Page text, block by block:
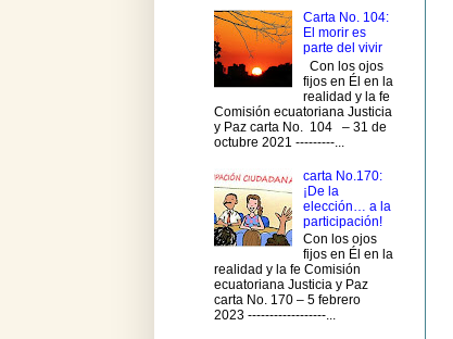
Carta No. 104:
El morir es
parte del vivir
Con los ojos
fijos en Él en la
realidad y la fe
Comisión ecuatoriana Justicia
y Paz carta No. 104 – 31 de
octubre 2021 ---------...
carta No.170:
¡De la
elección… a la
participación!
Con los ojos
fijos en Él en la
realidad y la fe Comisión
ecuatoriana Justicia y Paz
carta No. 170 – 5 febrero
2023 ------------------...